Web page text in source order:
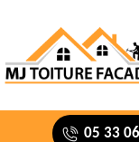
05 33